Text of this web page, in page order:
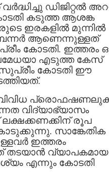
ഡിജിറ്റൽ
കടുത്ത ആശങ്ക
ഇരകളിൽ മുന്നിൽ
ആണെന്നുള്ളത്
കോടതി. ഇത്തരം
എടുത്ത കേസ്‌
കോടതി ഈ
വിവിധ
വിദ്യാഭ്യാസം
ലക്ഷക്കണക്കിന് രൂപ
സാങ്കേതിക
ഇത്തരം
തടയാൻ വ്യാപകമായ
എന്നും കോടതി